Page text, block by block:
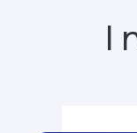
I